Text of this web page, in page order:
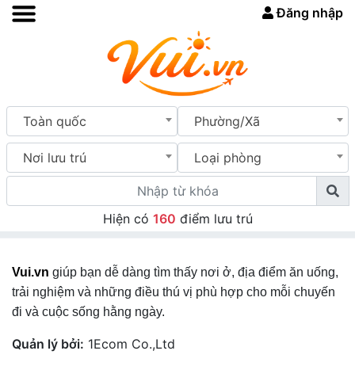
Đăng nhập
Toàn quốc Phường/Xã
Nơi lưu trú Loại phòng
Hiện có 160 điểm lưu trú
Vui.vn giúp bạn dễ dàng tìm thấy nơi ở, địa điểm ăn uống,
trải nghiệm và những điều thú vị phù hợp cho mỗi chuyến
đi và cuộc sống hằng ngày.
Quản lý bởi: 1Ecom Co.,Ltd